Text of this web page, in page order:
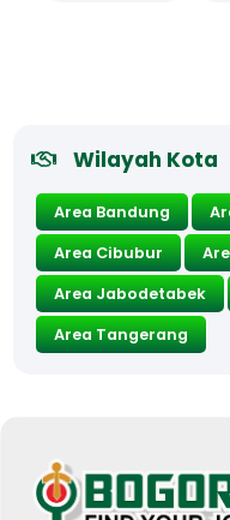
Wilayah Kota
Area Bandung
Area Cibubur
Area Jabodetabek
Area Tangerang